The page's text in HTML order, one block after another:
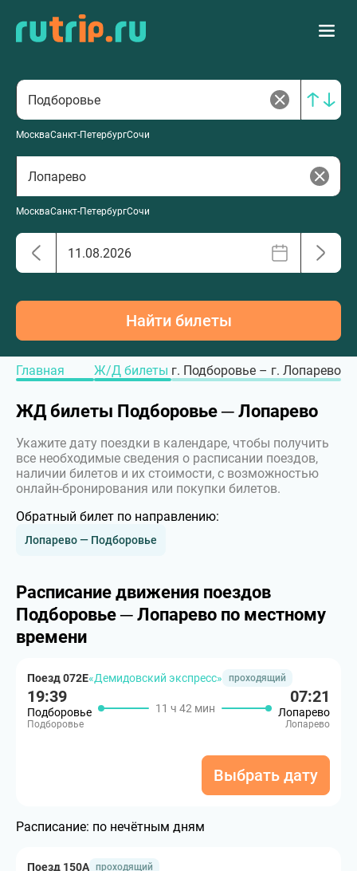
МоскваСанкт-ПетербургСочи
МоскваСанкт-ПетербургСочи
Найти билеты
Главная Ж/Д билеты г. Подборовье – г. Лопарево
ЖД билеты Подборовье ─ Лопарево
Укажите дату поездки в календаре, чтобы получить
все необходимые сведения о расписании поездов,
наличии билетов и их стоимости, с возможностью
онлайн-бронирования или покупки билетов.
Обратный билет по направлению:
Лопарево — Подборовье
Расписание движения поездов
Подборовье ─ Лопарево по местному
времени
Поезд 072Е«Демидовский экспресс» проходящий
19:39
Подборовье
Подборовье
11 ч 42 мин
07:21
Лопарево
Лопарево
Выбрать дату
Расписание: по нечётным дням
Поезд 150А проходящий